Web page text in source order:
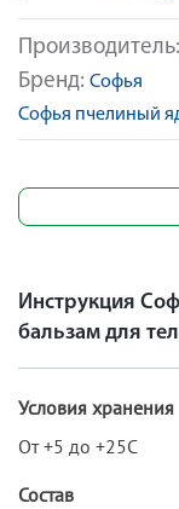
Производитель:
Бренд: Софья
Софья пчелиный
Инструкция
бальзам для
Условия хранения
От +5 до +25С
Состав